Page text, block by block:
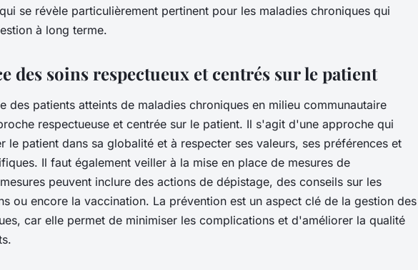
se révèle particulièrement pertinent pour les maladies chroniques qui
à long terme.
des soins respectueux et centrés sur le patient
des patients atteints de maladies chroniques en milieu communautaire
respectueuse et centrée sur le patient. Il s'agit d'une approche qui
le patient dans sa globalité et à respecter ses valeurs, ses préférences et
Il faut également veiller à la mise en place de mesures de
peuvent inclure des actions de dépistage, des conseils sur les
ou encore la vaccination. La prévention est un aspect clé de la gestion des
car elle permet de minimiser les complications et d'améliorer la qualité